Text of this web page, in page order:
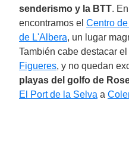
senderismo y la BTT.
encontramos el Centro
de L'Albera, un lugar
También cabe destacar el
Figueres, y no quedan
playas del golfo de
El Port de la Selva a